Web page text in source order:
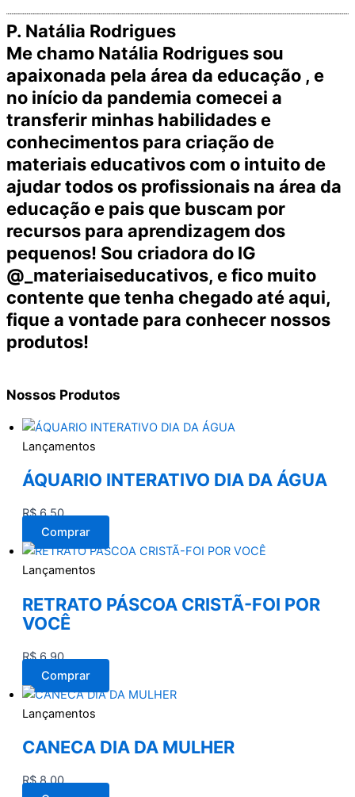
P. Natália Rodrigues
Me chamo Natália Rodrigues sou
apaixonada pela área da educação , e
no início da pandemia comecei a
transferir minhas habilidades e
conhecimentos para criação de
materiais educativos com o intuito de
ajudar todos os profissionais na área da
educação e pais que buscam por
recursos para aprendizagem dos
pequenos! Sou criadora do IG
@_materiaiseducativos, e fico muito
contente que tenha chegado até aqui,
fique a vontade para conhecer nossos
produtos!
Nossos Produtos
Lançamentos
ÁQUARIO INTERATIVO DIA DA ÁGUA
R$6,50
Comprar
Lançamentos
RETRATO PÁSCOA CRISTÃ-FOI POR
VOCÊ
R$6,90
Comprar
Lançamentos
CANECA DIA DA MULHER
R$8,00